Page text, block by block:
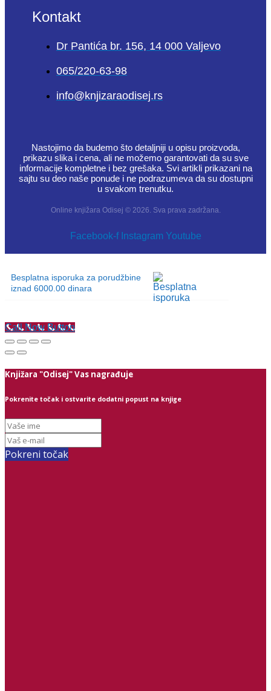
Kontakt
Dr Pantića br. 156, 14 000 Valjevo
065/220-63-98
info@knjizaraodisej.rs
Nastojimo da budemo što detaljniji u opisu proizvoda,
prikazu slika i cena, ali ne možemo garantovati da su sve
informacije kompletne i bez grešaka. Svi artikli prikazani na
sajtu su deo naše ponude i ne podrazumeva da su dostupni
u svakom trenutku.
Online knjižara Odisej © 2026. Sva prava zadržana.
Facebook-f Instagram Youtube
Besplatna isporuka za porudžbine
iznad 6000.00 dinara
Call Now Button
Knjižara "Odisej" Vas nagrađuje
Pokrenite točak i ostvarite dodatni popust na knjige
Pokreni točak